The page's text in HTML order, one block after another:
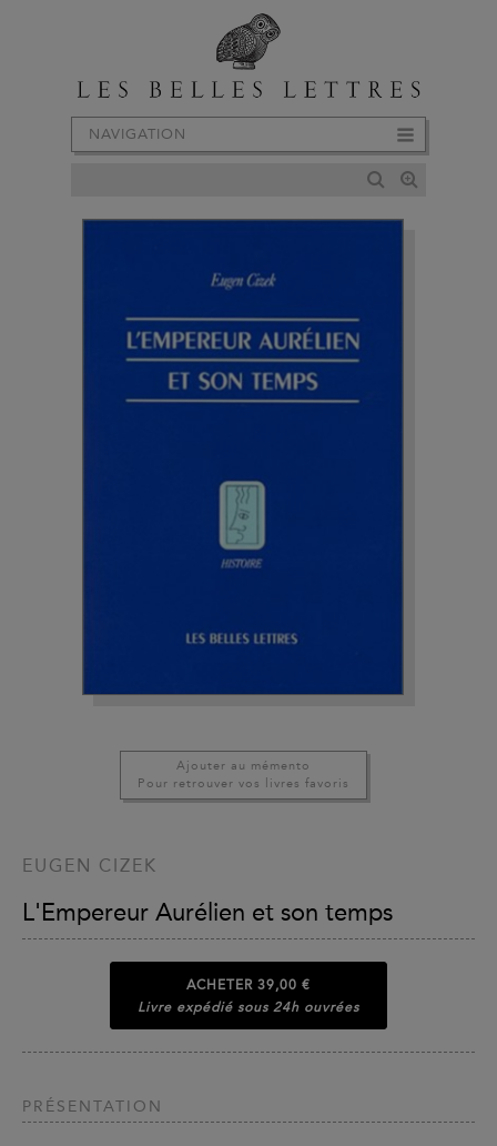
NAVIGATION
Ajouter au mémento
Pour retrouver vos livres favoris
EUGEN CIZEK
L'Empereur Aurélien et son temps
ACHETER 39,00 €
Livre expédié sous 24h ouvrées
PRÉSENTATION